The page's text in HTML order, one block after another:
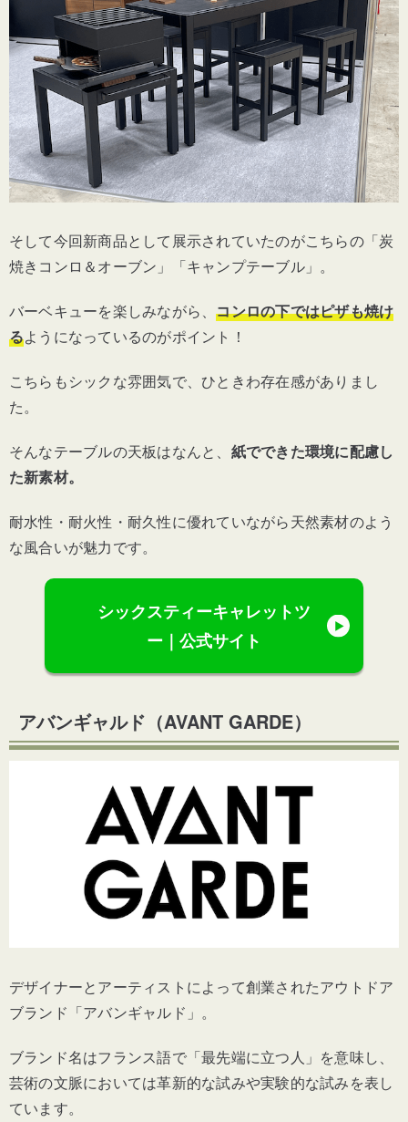
そして今回新商品として展示されていたのがこちらの「炭
焼きコンロ＆オーブン」「キャンプテーブル」。
バーベキューを楽しみながら、コンロの下ではピザも焼け
るようになっているのがポイント！
こちらもシックな雰囲気で、ひときわ存在感がありまし
た。
そんなテーブルの天板はなんと、 紙でできた環境に配慮し
た新素材。
耐水性・耐火性・耐久性に優れていながら天然素材のよう
な風合いが魅力です。
シックスティーキャレットツ
ー｜公式サイト
アバンギャルド（AVANT GARDE）
デザイナーとアーティストによって創業されたアウトドア
ブランド「アバンギャルド」。
ブランド名はフランス語で「最先端に立つ人」を意味し、
芸術の文脈においては革新的な試みや実験的な試みを表し
ています。